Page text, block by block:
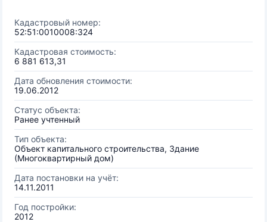
Кадастровый номер:
52:51:0010008:324
Кадастровая стоимость:
6 881 613,31
Дата обновления стоимости:
19.06.2012
Статус объекта:
Ранее учтенный
Тип объекта:
Объект капитального строительства, Здание
(Многоквартирный дом)
Дата постановки на учёт:
14.11.2011
Год постройки:
2012